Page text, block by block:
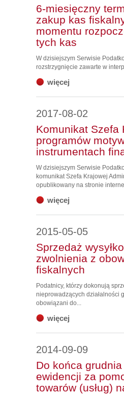
6-miesięczny
zakup kas
momentu
tych kas
W dzisiejszym Serwisie
rozstrzygnięcie zawarte w
więcej
2017-08-02
Komunikat Szefa
programów
instrumentach
W dzisiejszym Serwisie
komunikat Szefa Krajowej
opublikowany na stronie
więcej
2015-05-05
Sprzedaż
zwolnienia z
fiskalnych
Podatnicy, którzy dokonują
nieprowadzących działalności
obowiązani do...
więcej
2014-09-09
Do końca
ewidencji za
towarów (usług)